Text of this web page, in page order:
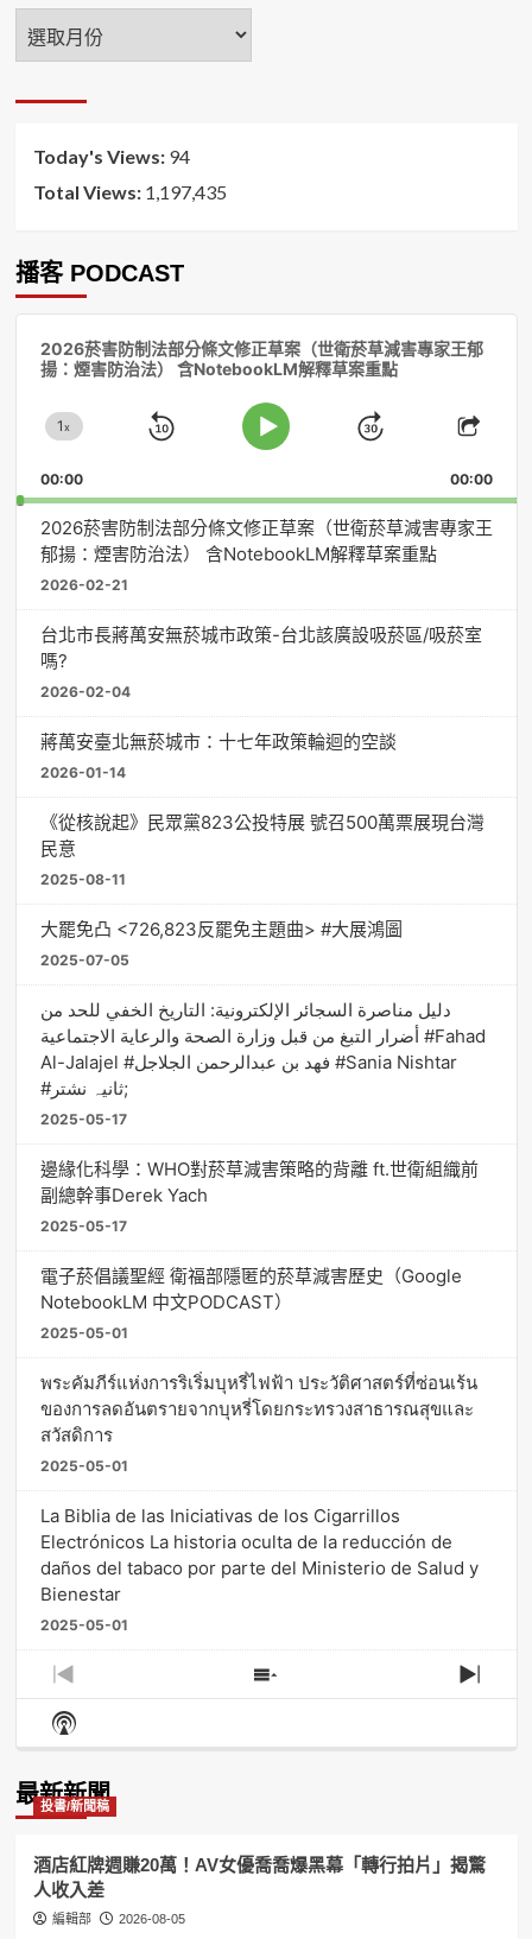
年
月
Today's Views: 94
Total Views: 1,197,435
播客 PODCAST
2026菸害防制法部分條文修正草案（世衛菸草減害專家王郁
揚：煙害防治法） 含NotebookLM解釋草案重點
Change
Rate
1x
Skip
Play
Jump
Forward
Share
00:00 00:00
2026菸害防制法部分條文修正草案（世衛菸草減害專家王
郁揚：煙害防治法） 含NotebookLM解釋草案重點
2026-02-21
台北市長蔣萬安無菸城市政策-台北該廣設吸菸區/吸菸室
嗎?
2026-02-04
蔣萬安臺北無菸城市：十七年政策輪迴的空談
2026-01-14
《從核說起》民眾黨823公投特展 號召500萬票展現台灣
民意
2025-08-11
大罷免凸 <726,823反罷免主題曲> #大展鴻圖
2025-07-05
دليل مناصرة السجائر الإلكترونية: التاريخ الخفي للحد من
أضرار التبغ من قبل وزارة الصحة والرعاية الاجتماعية #Fahad
Al-Jalajel #فهد بن عبدالرحمن الجلاجل #Sania Nishtar
#ثانیہ نشتر;
2025-05-17
邊緣化科學：WHO對菸草減害策略的背離 ft.世衛組織前
副總幹事Derek Yach
2025-05-17
電子菸倡議聖經 衛福部隱匿的菸草減害歷史（Google
NotebookLM 中文PODCAST）
2025-05-01
พระคัมภีร์แห่งการริเริ่มบุหรี่ไฟฟ้า ประวัติศาสตร์ที่ซ่อนเร้น
ของการลดอันตรายจากบุหรี่โดยกระทรวงสาธารณสุขและ
สวัสดิการ
2025-05-01
La Biblia de las Iniciativas de los Cigarrillos
Electrónicos La historia oculta de la reducción de
daños del tabaco por parte del Ministerio de Salud y
Bienestar
2025-05-01
Previous
Episode
Show
Next
Show
Podcast
最新新聞
投書/新聞稿
酒店紅牌週賺20萬！AV女優喬喬爆黑幕「轉行拍片」揭驚
人收入差
編輯部 2026-08-05